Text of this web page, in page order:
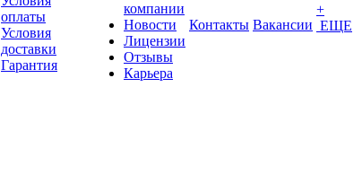
оплаты
Условия
доставки
Гарантия
компании
Новости
Лицензии
Отзывы
Карьера
Контакты Вакансии
+
ЕЩЕ